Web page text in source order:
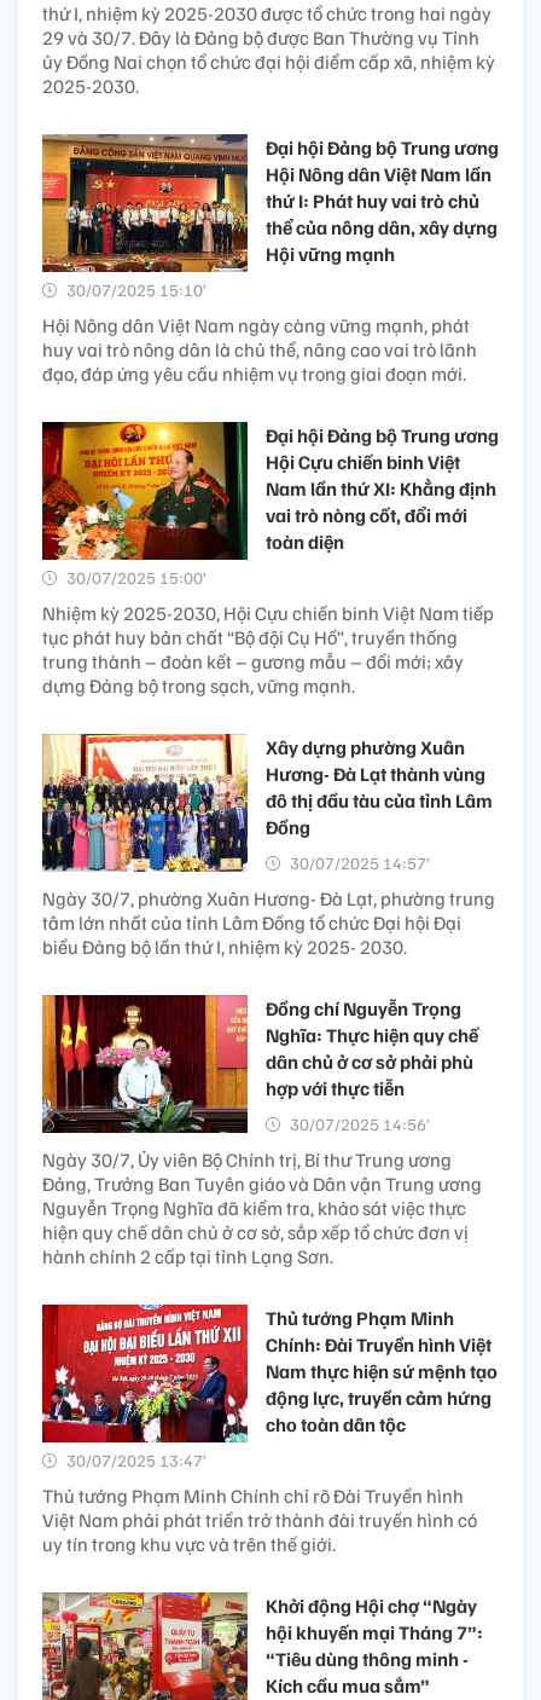
thứ I, nhiệm kỳ 2025-2030 được tổ chức trong hai ngày
29 và 30/7. Đây là Đảng bộ được Ban Thường vụ Tỉnh
ủy Đồng Nai chọn tổ chức đại hội điểm cấp xã, nhiệm kỳ
2025-2030.
Đại hội Đảng bộ Trung ương
Hội Nông dân Việt Nam lần
thứ I: Phát huy vai trò chủ
thể của nông dân, xây dựng
Hội vững mạnh
30/07/2025 15:10’
Hội Nông dân Việt Nam ngày càng vững mạnh, phát
huy vai trò nông dân là chủ thể, nâng cao vai trò lãnh
đạo, đáp ứng yêu cầu nhiệm vụ trong giai đoạn mới.
Đại hội Đảng bộ Trung ương
Hội Cựu chiến binh Việt
Nam lần thứ XI: Khẳng định
vai trò nòng cốt, đổi mới
toàn diện
30/07/2025 15:00’
Nhiệm kỳ 2025-2030, Hội Cựu chiến binh Việt Nam tiếp
tục phát huy bản chất “Bộ đội Cụ Hồ”, truyền thống
trung thành – đoàn kết – gương mẫu – đổi mới; xây
dựng Đảng bộ trong sạch, vững mạnh.
Xây dựng phường Xuân
Hương- Đà Lạt thành vùng
đô thị đầu tàu của tỉnh Lâm
Đồng
30/07/2025 14:57’
Ngày 30/7, phường Xuân Hương- Đà Lạt, phường trung
tâm lớn nhất của tỉnh Lâm Đồng tổ chức Đại hội Đại
biểu Đảng bộ lần thứ I, nhiệm kỳ 2025- 2030.
Đồng chí Nguyễn Trọng
Nghĩa: Thực hiện quy chế
dân chủ ở cơ sở phải phù
hợp với thực tiễn
30/07/2025 14:56’
Ngày 30/7, Ủy viên Bộ Chính trị, Bí thư Trung ương
Đảng, Trưởng Ban Tuyên giáo và Dân vận Trung ương
Nguyễn Trọng Nghĩa đã kiểm tra, khảo sát việc thực
hiện quy chế dân chủ ở cơ sở, sắp xếp tổ chức đơn vị
hành chính 2 cấp tại tỉnh Lạng Sơn.
Thủ tướng Phạm Minh
Chính: Đài Truyền hình Việt
Nam thực hiện sứ mệnh tạo
động lực, truyền cảm hứng
cho toàn dân tộc
30/07/2025 13:47’
Thủ tướng Phạm Minh Chính chỉ rõ Đài Truyền hình
Việt Nam phải phát triển trở thành đài truyền hình có
uy tín trong khu vực và trên thế giới.
Khởi động Hội chợ “Ngày
hội khuyến mại Tháng 7”:
“Tiêu dùng thông minh -
Kích cầu mua sắm”